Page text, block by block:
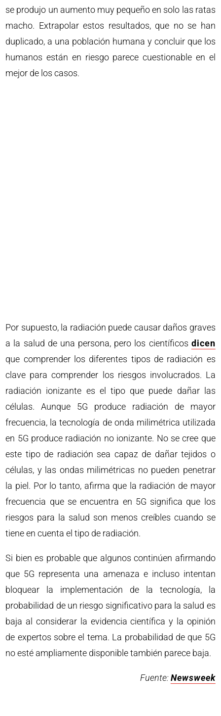
se produjo un aumento muy pequeño en solo las ratas
macho. Extrapolar estos resultados, que no se han
duplicado, a una población humana y concluir que los
humanos están en riesgo parece cuestionable en el
mejor de los casos.
Por supuesto, la radiación puede causar daños graves
a la salud de una persona, pero los científicos dicen
que comprender los diferentes tipos de radiación es
clave para comprender los riesgos involucrados. La
radiación ionizante es el tipo que puede dañar las
células. Aunque 5G produce radiación de mayor
frecuencia, la tecnología de onda milimétrica utilizada
en 5G produce radiación no ionizante. No se cree que
este tipo de radiación sea capaz de dañar tejidos o
células, y las ondas milimétricas no pueden penetrar
la piel. Por lo tanto, afirma que la radiación de mayor
frecuencia que se encuentra en 5G significa que los
riesgos para la salud son menos creíbles cuando se
tiene en cuenta el tipo de radiación.
Si bien es probable que algunos continúen afirmando
que 5G representa una amenaza e incluso intentan
bloquear la implementación de la tecnología, la
probabilidad de un riesgo significativo para la salud es
baja al considerar la evidencia científica y la opinión
de expertos sobre el tema. La probabilidad de que 5G
no esté ampliamente disponible también parece baja.
Fuente: Newsweek